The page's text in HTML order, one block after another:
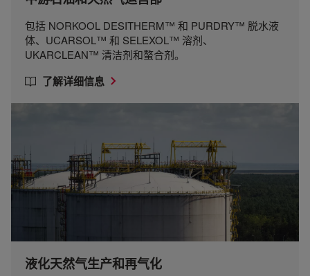
包括 NORKOOL DESITHERM™ 和 PURDRY™ 脱水液
体、UCARSOL™ 和 SELEXOL™ 溶剂、
UKARCLEAN™ 清洁剂和螯合剂。
了解详细信息
液化天然气生产和再气化